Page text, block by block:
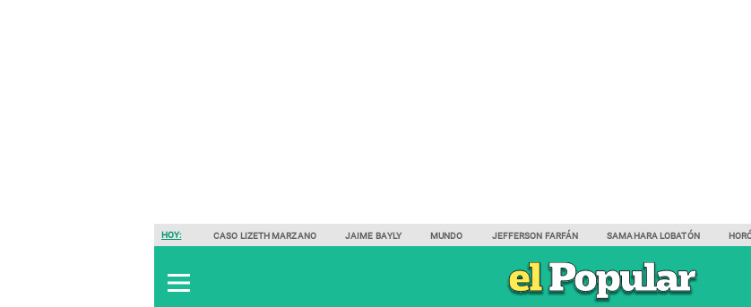
HOY: CASO LIZETH MARZANO JAIME BAYLY MUNDO JEFFERSON FARFÁN SAMAHARA LOBATÓN